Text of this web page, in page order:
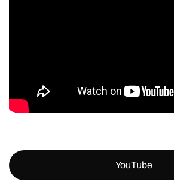
YouTube